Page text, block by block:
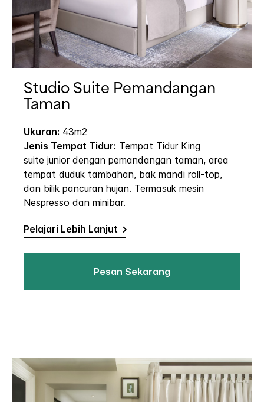
Studio Suite Pemandangan
Taman
Ukuran: 43m2
Jenis Tempat Tidur: Tempat Tidur King
suite junior dengan pemandangan taman, area
tempat duduk tambahan, bak mandi roll-top,
dan bilik pancuran hujan. Termasuk mesin
Nespresso dan minibar.
Pelajari Lebih Lanjut
Pesan Sekarang